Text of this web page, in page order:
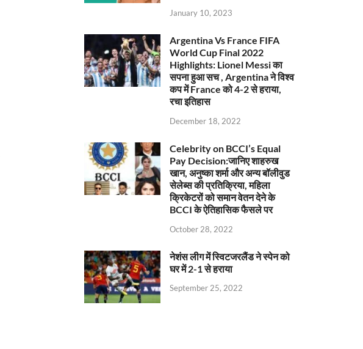
January 10, 2023
Argentina Vs France FIFA
World Cup Final 2022
Highlights: Lionel Messi का
सपना हुआ सच , Argentina ने विश्व
कप में France को 4-2 से हराया,
रचा इतिहास
December 18, 2022
Celebrity on BCCI’s Equal
Pay Decision:जानिए शाहरुख
खान, अनुष्का शर्मा और अन्य बॉलीवुड
सेलेब्स की प्रतिक्रिया, महिला
क्रिकेटरों को समान वेतन देने के
BCCI के ऐतिहासिक फैसले पर
October 28, 2022
नेशंस लीग में स्विटजरलैंड ने स्पेन को
घर में 2-1 से हराया
September 25, 2022